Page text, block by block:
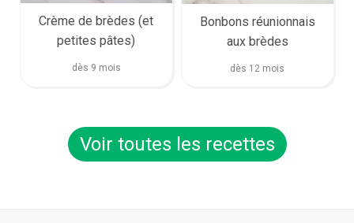
Crème de brèdes (et
petites pâtes)
dès 9 mois
Bonbons réunionnais
aux brèdes
dès 12 mois
Voir toutes les recettes